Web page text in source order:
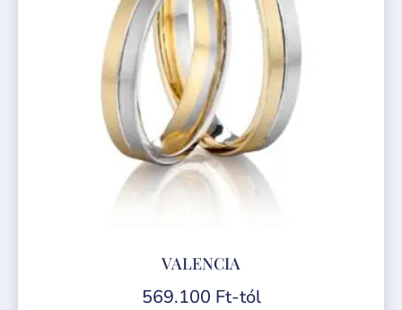
VALENCIA
569.100 Ft-tól